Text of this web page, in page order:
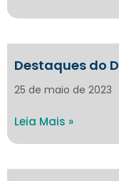
Destaques do
25 de maio de 2023
Leia Mais »